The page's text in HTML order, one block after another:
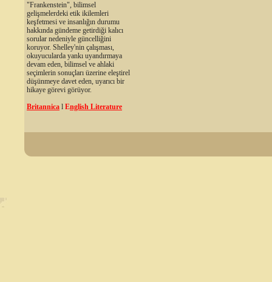
"Frankenstein", bilimsel
gelişmelerdeki etik ikilemleri
keşfetmesi ve insanlığın durumu
hakkında gündeme getirdiği kalıcı
sorular nedeniyle güncelliğini
koruyor. Shelley'nin çalışması,
okuyucularda yankı uyandırmaya
devam eden, bilimsel ve ahlaki
seçimlerin sonuçları üzerine eleştirel
düşünmeye davet eden, uyarıcı bir
hikaye görevi görüyor.
Britannica l English Literature